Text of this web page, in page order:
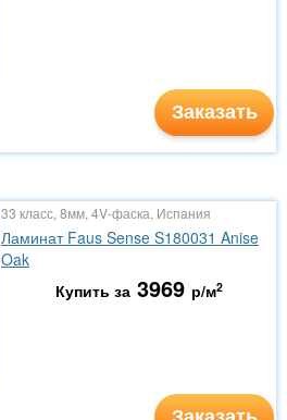
Заказать
33 класс, 8мм, 4V-фаска, Испания
Ламинат Faus Sense S180031 Anise
Oak
Купить за 3969 р/м2